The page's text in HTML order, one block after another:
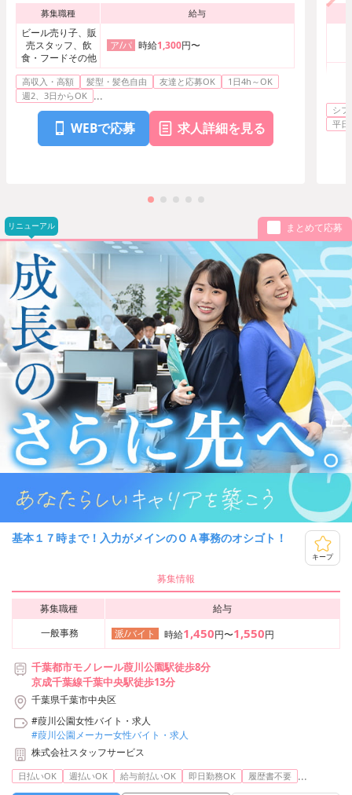
募集職種 給与
ビール売り子、販
売スタッフ、飲
食・フードその他
ア/パ 時給1,300円〜
高収入・高額 髪型・髪色自由 友達と応募OK
1日4h～OK
週2、3日からOK ...
WEBで応募 求人詳細を見る
シ
平日
リニューアル まとめて応募
基本１７時まで！入力がメインのＯＡ事務のオシゴト！
キープ
募集情報
募集職種
給与
一般事務
派/バイト 時給1,450円〜1,550円
千葉都市モノレール葭川公園駅徒歩8分
京成千葉線千葉中央駅徒歩13分
千葉県千葉市中央区
#葭川公園女性バイト・求人
#葭川公園メーカー女性バイト・求人
株式会社スタッフサービス
日払いOK 週払いOK 給与前払いOK 即日勤務OK 履歴書不要 ...